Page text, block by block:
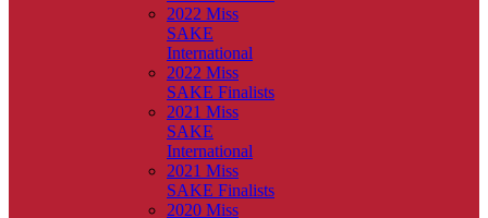
2022 Miss
SAKE
International
2022 Miss
SAKE Finalists
2021 Miss
SAKE
International
2021 Miss
SAKE Finalists
2020 Miss